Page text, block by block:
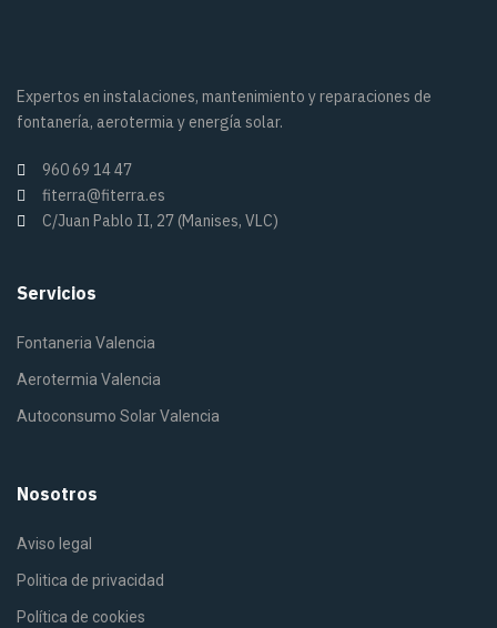
Expertos en instalaciones, mantenimiento y reparaciones de
fontanería, aerotermia y energía solar.
960 69 14 47
fiterra@fiterra.es
C/Juan Pablo II, 27 (Manises, VLC)
Servicios
Fontaneria Valencia
Aerotermia Valencia
Autoconsumo Solar Valencia
Nosotros
Aviso legal
Politica de privacidad
Política de cookies